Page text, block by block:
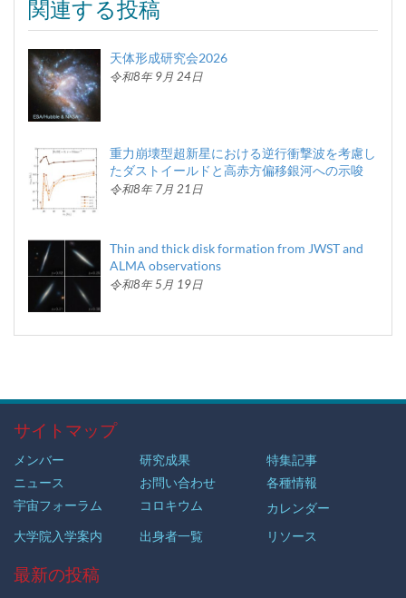
関連する投稿
天体形成研究会2026
令和8年 9月 24日
重力崩壊型超新星における逆行衝撃波を考慮し
たダストイールドと高赤方偏移銀河への示唆
令和8年 7月 21日
Thin and thick disk formation from JWST and
ALMA observations
令和8年 5月 19日
サイトマップ
メンバー 研究成果
特集記事
ニュース
お問い合わせ
各種情報
宇宙フォーラム
コロキウム
カレンダー
大学院入学案内
出身者一覧 リソース
最新の投稿